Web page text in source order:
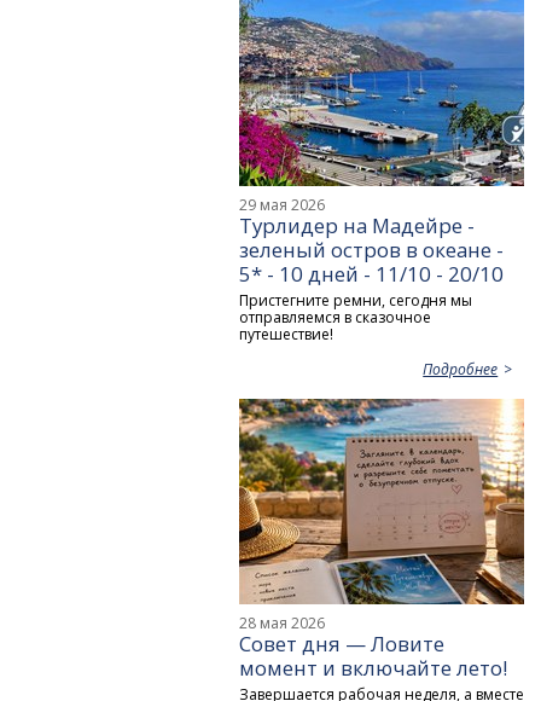
29 мая 2026
Турлидер на Мадейре -
зеленый остров в океане -
5* - 10 дней - 11/10 - 20/10
Пристегните ремни, сегодня мы
отправляемся в сказочное
путешествие!
Подробнее
28 мая 2026
Совет дня — Ловите
момент и включайте лето!
Завершается рабочая неделя, а вместе